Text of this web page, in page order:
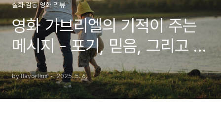
실화·감동 영화 리뷰
영화 가브리엘의 기적이 주는
메시지 - 포기, 믿음, 그리고 아
주 조용한 변화
by flavorflux 2025. 5. 6.